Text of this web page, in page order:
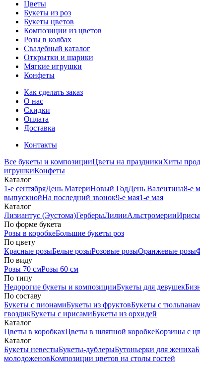
Цветы
Букеты из роз
Букеты цветов
Композиции из цветов
Розы в колбах
Свадебный каталог
Открытки и шарики
Мягкие игрушки
Конфеты
Как сделать заказ
О нас
Скидки
Оплата
Доставка
Контакты
Все букеты и композицииЦветы на праздникиХиты
игрушкиКонфеты
Каталог
1-е сентябряДень МатериНовый ГодДень Валентина8-е
выпускнойНа последний звонок9-е мая1-е мая
Каталог
Лизиантус (Эустома)ГерберыЛилииАльстромерииИрисы
По форме букета
Розы в коробкеБольшие букеты роз
По цвету
Красные розыБелые розыРозовые розыОранжевые розы
По виду
Розы 70 смРозы 60 см
По типу
Недорогие букеты и композицииБукеты для девушек
По составу
Букеты с пионамиБукеты из фруктовБукеты с
гвоздикБукеты с ирисамиБукеты из орхидей
Каталог
Цветы в коробкахЦветы в шляпной коробкеКорзины с
Каталог
Букеты невестыБукеты-дублерыБутоньерки для жениха
молодоженовКомпозиции цветов на столы гостей